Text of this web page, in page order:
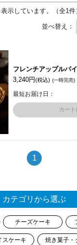
示しています。（全1件
並べ替え：
フレンチアップルパイ
3,240円(税込) (一時完売)
最短お届け日：
カート
1
カテゴリから選ぶ
チーズケーキ
スケーキ 焼き菓子・